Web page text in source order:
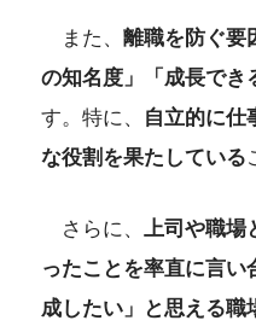
また、 離職を防ぐ要
の知名度」「成長でき
す。特に、
自立的に仕
な役割を果たしている
さらに、 上司や職場
ったことを率直に言
成したい」と思える職